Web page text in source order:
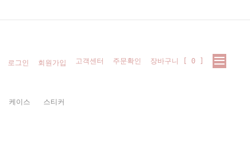
로그인 회원가입 고객센터 주문확인 장바구니 [ 0
케이스 스티커